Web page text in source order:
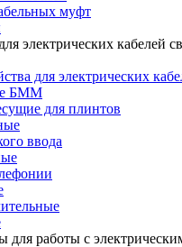
муфт
электрических кабелей
для электрических
БММ
для плинтов
ввода
работы с